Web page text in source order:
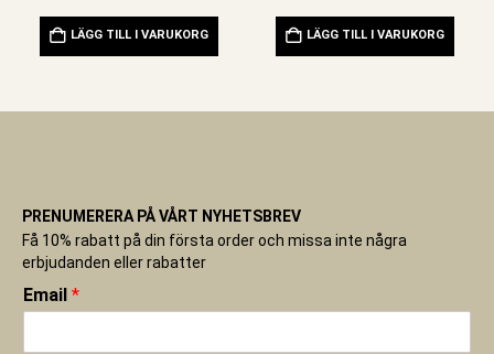
LÄGG TILL I VARUKORG LÄGG TILL I VARUKORG
PRENUMERERA PÅ VÅRT NYHETSBREV
Få 10% rabatt på din första order och missa inte några
erbjudanden eller rabatter
Email *